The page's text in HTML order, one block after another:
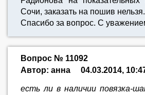
Сочи, заказать на пошив нельзя.
Спасибо за вопрос. С
Вопрос № 11092
Автор: анна
04.03.2014,
есть ли в наличии повязка-